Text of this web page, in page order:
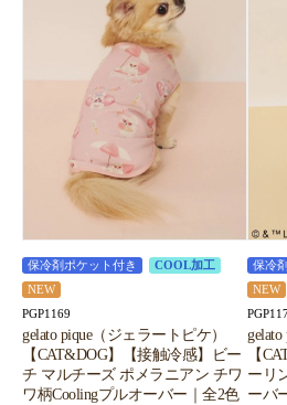
保冷剤ポケット付き
COOL加工
NEW
PGP1169
gelato pique（ジェラートピケ）
【CAT&DOG】【接触冷感】ビー
チ マルチーズ ポメラニアン チワ
ワ柄Coolingプルオーバー｜全2色
保冷
NEW
【
ーリ
ーバ